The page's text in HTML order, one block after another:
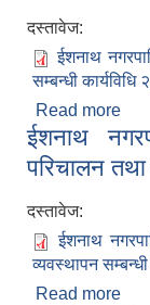
दस्तावेज:
ईशनाथ
सम्बन्धी
Read more
ईशनाथ
परिचालन तथा
दस्तावेज:
ईशनाथ
व्यवस्थापन
Read more